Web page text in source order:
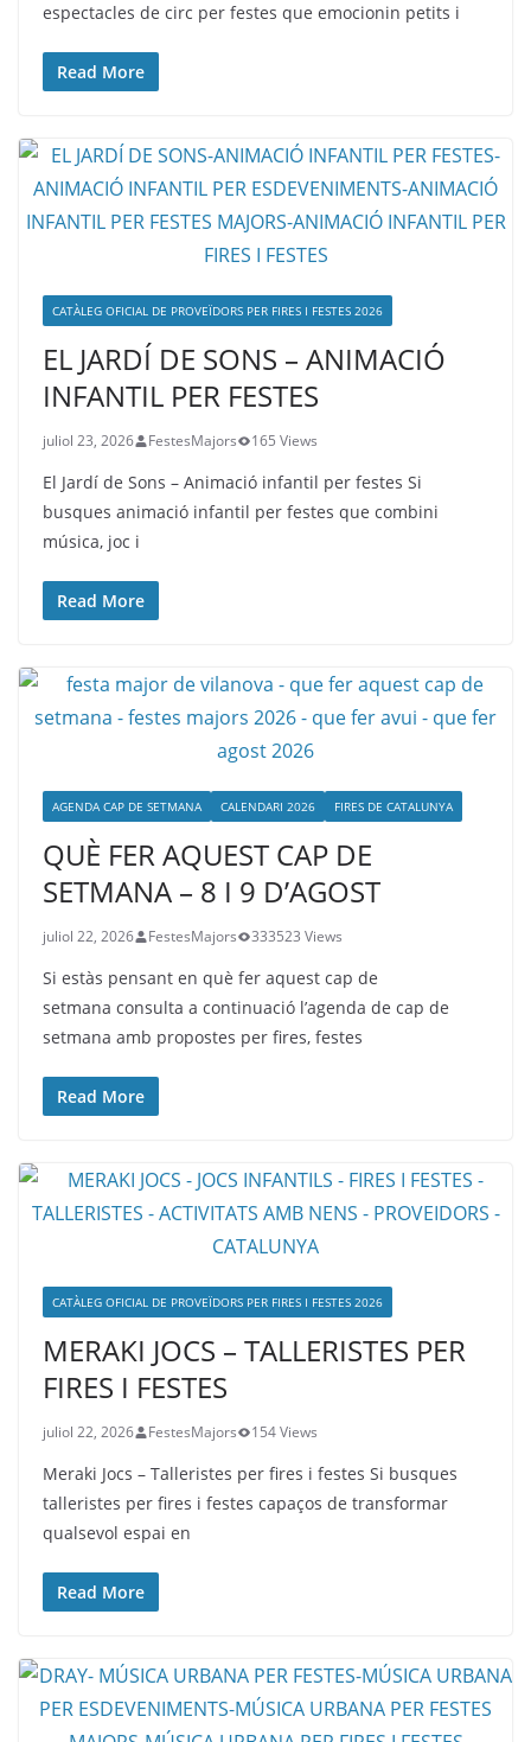
espectacles de circ per festes que emocionin petits i
Read More
CATÀLEG OFICIAL DE PROVEÏDORS PER FIRES I FESTES 2026
EL JARDÍ DE SONS – ANIMACIÓ
INFANTIL PER FESTES
juliol 23, 2026 FestesMajors 165 Views
El Jardí de Sons – Animació infantil per festes Si
busques animació infantil per festes que combini
música, joc i
Read More
AGENDA CAP DE SETMANA CALENDARI 2026 FIRES DE CATALUNYA
QUÈ FER AQUEST CAP DE
SETMANA – 8 I 9 D’AGOST
juliol 22, 2026 FestesMajors 333523 Views
Si estàs pensant en què fer aquest cap de
setmana consulta a continuació l’agenda de cap de
setmana amb propostes per fires, festes
Read More
CATÀLEG OFICIAL DE PROVEÏDORS PER FIRES I FESTES 2026
MERAKI JOCS – TALLERISTES PER
FIRES I FESTES
juliol 22, 2026 FestesMajors 154 Views
Meraki Jocs – Talleristes per fires i festes Si busques
talleristes per fires i festes capaços de transformar
qualsevol espai en
Read More